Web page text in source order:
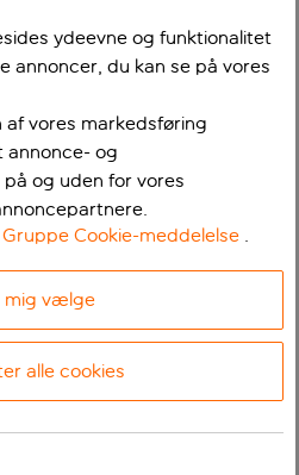
ydeevne og funktionalitet
annoncer, du kan se på vores
vores markedsføring
annonce- og
og uden for vores
Gruppe Cookie-meddelelse .
mig vælge
alle cookies